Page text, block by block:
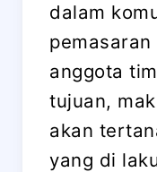
dalam
anggota
tujuan,
akan
yang di